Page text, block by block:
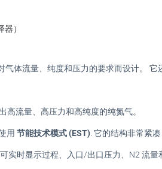
）
气体流量、纯度和压力的要求而设计。
高流量、高压力和高纯度的纯氮气。
用 节能技术模式 (EST). 它的结构非常紧凑
实时显示过程、入口/出口压力、N2 流量